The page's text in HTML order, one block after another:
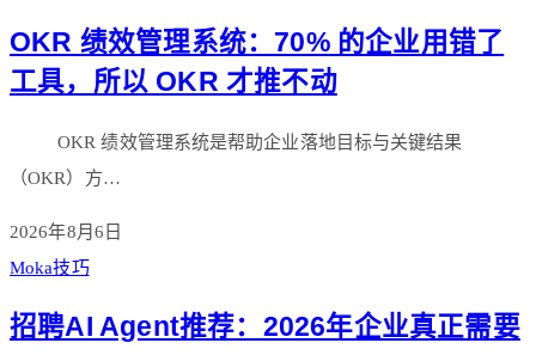
OKR 绩效管理系统：70% 的企业用错了
工具，所以 OKR 才推不动
OKR 绩效管理系统是帮助企业落地目标与关键结果
（OKR）方…
2026年8月6日
Moka技巧
招聘AI Agent推荐：2026年企业真正需要